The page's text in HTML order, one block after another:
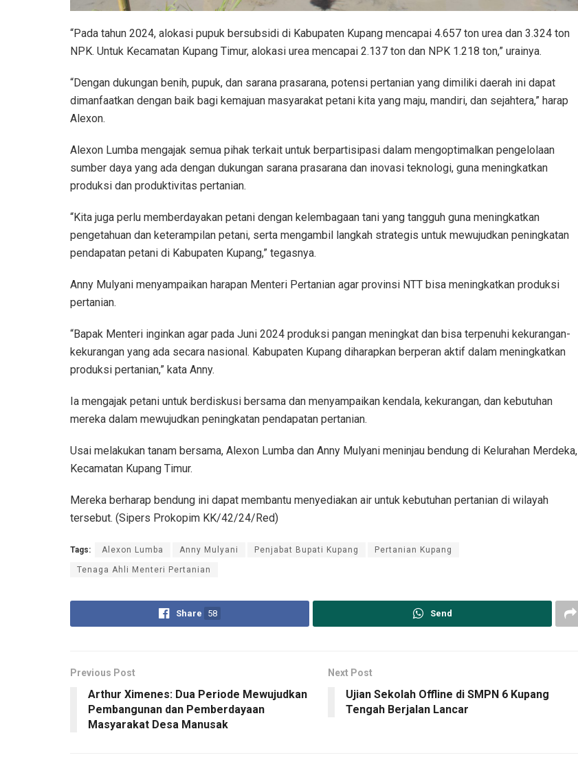
“Pada tahun 2024, alokasi pupuk bersubsidi di Kabupaten Kupang mencapai 4.657 ton urea dan 3.324 ton
NPK. Untuk Kecamatan Kupang Timur, alokasi urea mencapai 2.137 ton dan NPK 1.218 ton,” urainya.
“Dengan dukungan benih, pupuk, dan sarana prasarana, potensi pertanian yang dimiliki daerah ini dapat
dimanfaatkan dengan baik bagi kemajuan masyarakat petani kita yang maju, mandiri, dan sejahtera,” harap
Alexon.
Alexon Lumba mengajak semua pihak terkait untuk berpartisipasi dalam mengoptimalkan pengelolaan
sumber daya yang ada dengan dukungan sarana prasarana dan inovasi teknologi, guna meningkatkan
produksi dan produktivitas pertanian.
“Kita juga perlu memberdayakan petani dengan kelembagaan tani yang tangguh guna meningkatkan
pengetahuan dan keterampilan petani, serta mengambil langkah strategis untuk mewujudkan peningkatan
pendapatan petani di Kabupaten Kupang,” tegasnya.
Anny Mulyani menyampaikan harapan Menteri Pertanian agar provinsi NTT bisa meningkatkan produksi
pertanian.
“Bapak Menteri inginkan agar pada Juni 2024 produksi pangan meningkat dan bisa terpenuhi kekurangan-
kekurangan yang ada secara nasional. Kabupaten Kupang diharapkan berperan aktif dalam meningkatkan
produksi pertanian,” kata Anny.
Ia mengajak petani untuk berdiskusi bersama dan menyampaikan kendala, kekurangan, dan kebutuhan
mereka dalam mewujudkan peningkatan pendapatan pertanian.
Usai melakukan tanam bersama, Alexon Lumba dan Anny Mulyani meninjau bendung di Kelurahan Merdeka,
Kecamatan Kupang Timur.
Mereka berharap bendung ini dapat membantu menyediakan air untuk kebutuhan pertanian di wilayah
tersebut. (Sipers Prokopim KK/42/24/Red)
Tags: Alexon Lumba Anny Mulyani Penjabat Bupati Kupang Pertanian Kupang
Tenaga Ahli Menteri Pertanian
Share 58 Send
Previous Post
Arthur Ximenes: Dua Periode Mewujudkan
Pembangunan dan Pemberdayaan
Masyarakat Desa Manusak
Next Post
Ujian Sekolah Offline di SMPN 6 Kupang
Tengah Berjalan Lancar